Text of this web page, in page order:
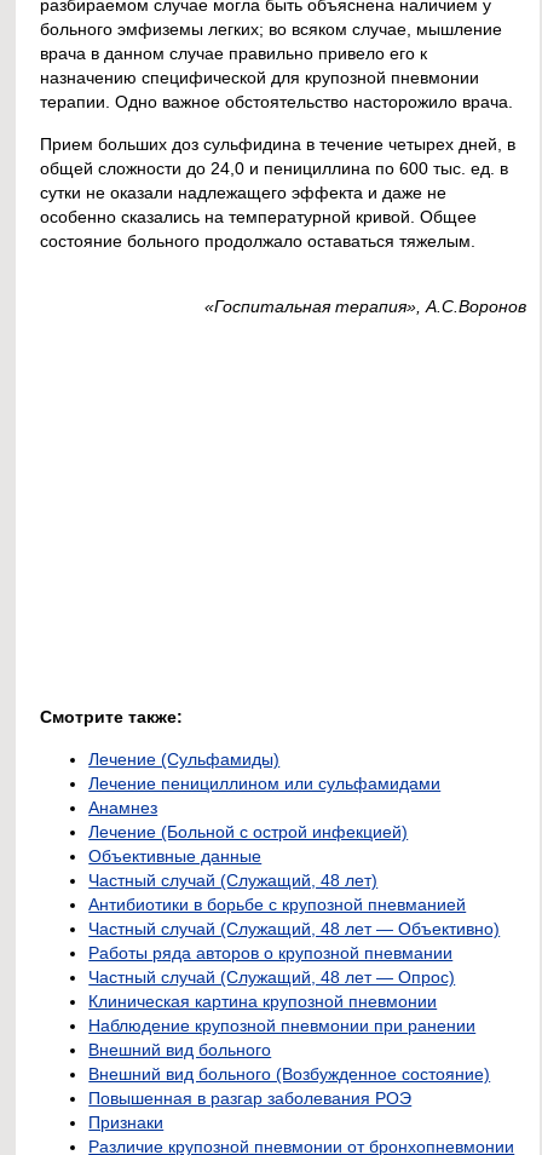
разбираемом случае могла быть объяснена наличием у
больного эмфиземы легких; во всяком случае, мышление
врача в данном случае правильно привело его к
назначению специфической для крупозной пневмонии
терапии. Одно важное обстоятельство насторожило врача.
Прием больших доз сульфидина в течение четырех дней, в
общей сложности до 24,0 и пенициллина по 600 тыс. ед. в
сутки не оказали надлежащего эффекта и даже не
особенно сказались на температурной кривой. Общее
состояние больного продолжало оставаться тяжелым.
«Госпитальная терапия», А.С.Воронов
Смотрите также:
Лечение (Сульфамиды)
Лечение пенициллином или сульфамидами
Анамнез
Лечение (Больной с острой инфекцией)
Объективные данные
Частный случай (Служащий, 48 лет)
Антибиотики в борьбе с крупозной пневманией
Частный случай (Служащий, 48 лет — Объективно)
Работы ряда авторов о крупозной пневмании
Частный случай (Служащий, 48 лет — Опрос)
Клиническая картина крупозной пневмонии
Наблюдение крупозной пневмонии при ранении
Внешний вид больного
Внешний вид больного (Возбужденное состояние)
Повышенная в разгар заболевания РОЭ
Признаки
Различие крупозной пневмонии от бронхопневмонии